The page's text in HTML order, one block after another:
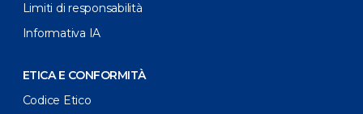
Limiti di responsabilità
Informativa IA
ETICA E CONFORMITÀ
Codice Etico